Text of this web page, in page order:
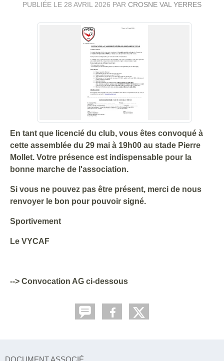
PUBLIÉE LE 28 AVRIL 2026 PAR CROSNE VAL YERRES
En tant que licencié du club, vous êtes convoqué à
cette assemblée du 29 mai à 19h00 au stade Pierre
Mollet. Votre présence est indispensable pour la
bonne marche de l'association.
Si vous ne pouvez pas être présent, merci de nous
renvoyer le bon pour pouvoir signé.
Sportivement
Le VYCAF
--> Convocation AG ci-dessous
DOCUMENT ASSOCIÉ